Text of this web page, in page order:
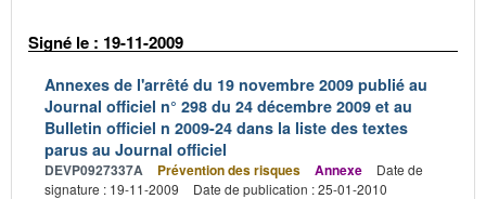
Signé le : 19-11-2009
Annexes de l'arrêté du 19 novembre 2009 publié au
Journal officiel n° 298 du 24 décembre 2009 et au
Bulletin officiel n 2009-24 dans la liste des textes
parus au Journal officiel
DEVP0927337A Prévention des risques Annexe
Date de
signature : 19-11-2009
Date de publication : 25-01-2010